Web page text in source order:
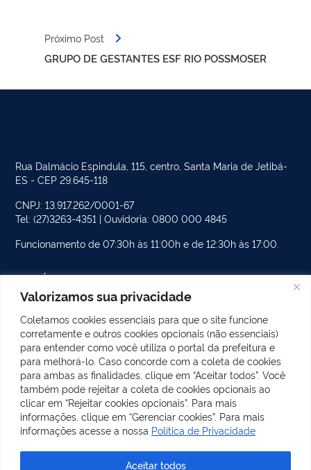
Valorizamos sua privacidade
Coletamos cookies essenciais para que o site funcione
corretamente e outros cookies opcionais (não essenciais)
para entender como você utiliza o portal da prefeitura e
para melhorá-lo. Caso concorde com a coleta de cookies
para ambas as finalidades, clique em “Aceitar todos”. Você
também pode rejeitar a coleta de cookies opcionais ao
clicar em “Rejeitar cookies opcionais”. Para mais
informações, clique em “Gerenciar cookies”. Para mais
informações acesse a nossa Política de Privacidade
Aceitar todos
Próximo Post
GRUPO DE GESTANTES ESF RIO POSSMOSER
Rua Dalmácio Espindula, 115, centro, Santa Maria de Jetibá-
ES - CEP 29.645-118
CNPJ: 13.917.262/0001-67
Tel: (27)3263-4351 | Ouvidoria: 0800 000 4845
Funcionamento de 07:30h às 11:00h e de 12:30h às 17:00.
PÁGINAS DO SITE
POSTS RECENTES
REDES SOCIAIS
Facebook
Instagram